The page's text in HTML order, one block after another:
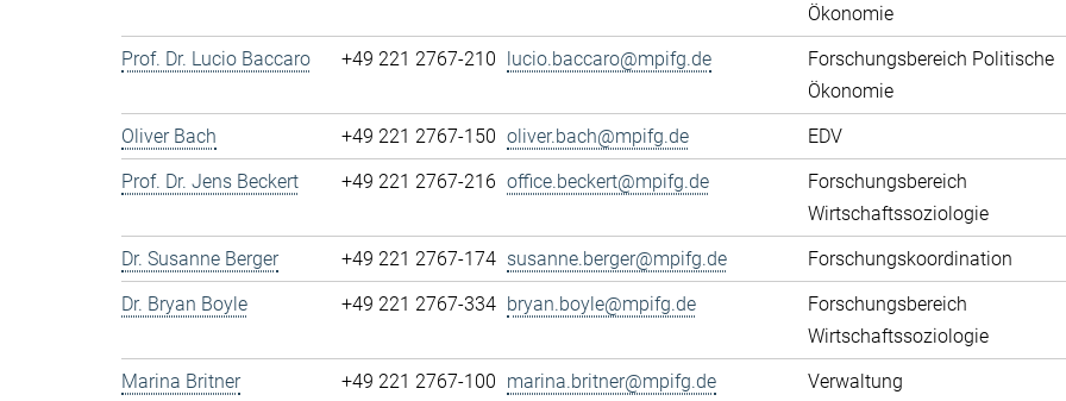
Ökonomie
Prof. Dr. Lucio Baccaro
+49 221 2767-210 lucio.baccaro@mpifg.de
Forschungsbereich Politische
Ökonomie
Oliver Bach
+49 221 2767-150 oliver.bach@mpifg.de
EDV
Prof. Dr. Jens Beckert
+49 221 2767-216 office.beckert@mpifg.de
Forschungsbereich
Wirtschaftssoziologie
Dr. Susanne Berger
+49 221 2767-174 susanne.berger@mpifg.de
Forschungskoordination
Dr. Bryan Boyle
+49 221 2767-334 bryan.boyle@mpifg.de
Forschungsbereich
Wirtschaftssoziologie
Marina Britner
+49 221 2767-100 marina.britner@mpifg.de
Verwaltung